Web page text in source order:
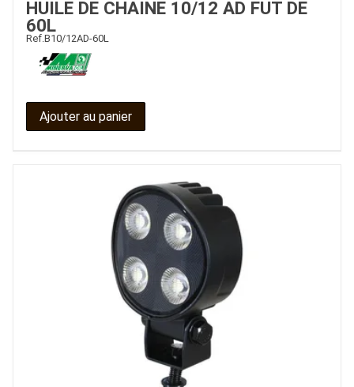
HUILE DE CHAINE 10/12 AD FUT DE
60L
Ref.B10/12AD-60L
Ajouter au panier